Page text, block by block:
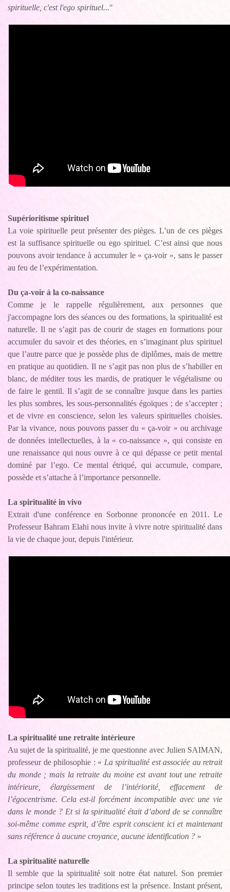
spirituelle, c'est l'ego spirituel..."
Supérioritisme spirituel
La voie spirituelle peut présenter des pièges. L’un de ces pièges
est la suffisance spirituelle ou ego spirituel. C’est ainsi que nous
pouvons avoir tendance à accumuler le « ça-voir », sans le passer
au feu de l’expérimentation.
Du ça-voir à la co-naissance
Comme je le rappelle régulièrement, aux personnes que
j'accompagne lors des séances ou des formations, la spiritualité est
naturelle. Il ne s’agit pas de courir de stages en formations pour
accumuler du savoir et des théories, en s’imaginant plus spirituel
que l’autre parce que je possède plus de diplômes, mais de mettre
en pratique au quotidien. Il ne s’agit pas non plus de s’habiller en
blanc, de méditer tous les mardis, de pratiquer le végétalisme ou
de faire le gentil. Il s’agit de se connaître jusque dans les parties
les plus sombres, les sous-personnalités égoïques ; de s’accepter ;
et de vivre en conscience, selon les valeurs spirituelles choisies.
Par la vivance, nous pouvons passer du « ça-voir » ou archivage
de données intellectuelles, à la « co-naissance », qui consiste en
une renaissance qui nous ouvre à ce qui dépasse ce petit mental
dominé par l’ego. Ce mental étriqué, qui accumule, compare,
possède et s’attache à l’importance personnelle.
La spiritualité in vivo
Extrait d'une conférence en Sorbonne prononcée en 2011. Le
Professeur Bahram Elahi nous invite à vivre notre spiritualité dans
la vie de chaque jour, depuis l'intérieur.
La spiritualité une retraite intérieure
Au sujet de la spiritualité, je me questionne avec Julien SAIMAN,
professeur de philosophie : « La spiritualité est associée au retrait
du monde ; mais la retraite du moine est avant tout une retraite
intérieure, élargissement de l’intériorité, effacement de
l’égocentrisme. Cela est-il forcément incompatible avec une vie
dans le monde ? Et si la spiritualité était d’abord de se connaître
soi-même comme esprit, d’être esprit conscient ici et maintenant
sans référence à aucune croyance, aucune identification ? »
La spiritualité naturelle
Il semble que la spiritualité soit notre état naturel. Son premier
principe selon toutes les traditions est la présence. Instant présent,